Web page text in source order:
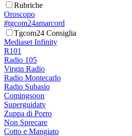
Rubriche
Oroscopo
#tgcom24amarcord
Tgcom24 Consiglia
Mediaset Infinity
R101
Radio 105
Virgin Radio
Radio Montecarlo
Radio Subasio
Comingsoon
Superguidatv
Zuppa di Porro
Non Sprecare
Cotto e Mangiato